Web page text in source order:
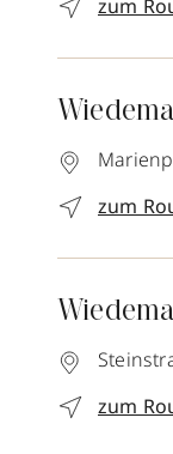
zum
zum
zum